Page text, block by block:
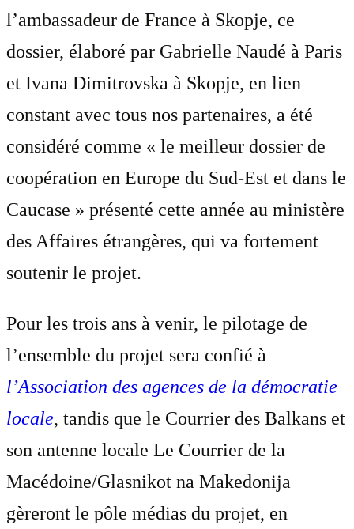
l’ambassadeur de France à Skopje, ce
dossier, élaboré par Gabrielle Naudé à Paris
et Ivana Dimitrovska à Skopje, en lien
constant avec tous nos partenaires, a été
considéré comme « le meilleur dossier de
coopération en Europe du Sud-Est et dans le
Caucase » présenté cette année au ministère
des Affaires étrangères, qui va fortement
soutenir le projet.
Pour les trois ans à venir, le pilotage de
l’ensemble du projet sera confié à
l’Association des agences de la démocratie
locale, tandis que le Courrier des Balkans et
son antenne locale Le Courrier de la
Macédoine/Glasnikot na Makedonija
gèreront le pôle médias du projet, en